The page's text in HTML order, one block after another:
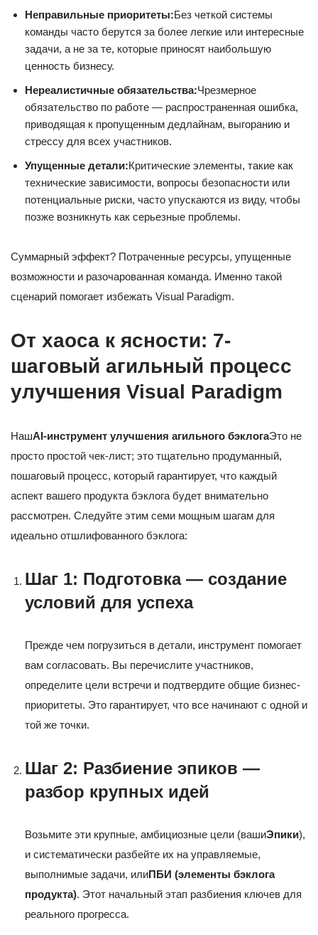
Неправильные приоритеты:Без четкой системы
команды часто берутся за более легкие или интересные
задачи, а не за те, которые приносят наибольшую
ценность бизнесу.
Нереалистичные обязательства:Чрезмерное
обязательство по работе — распространенная ошибка,
приводящая к пропущенным дедлайнам, выгоранию и
стрессу для всех участников.
Упущенные детали:Критические элементы, такие как
технические зависимости, вопросы безопасности или
потенциальные риски, часто упускаются из виду, чтобы
позже возникнуть как серьезные проблемы.
Суммарный эффект? Потраченные ресурсы, упущенные
возможности и разочарованная команда. Именно такой
сценарий помогает избежать Visual Paradigm.
От хаоса к ясности: 7-
шаговый агильный процесс
улучшения Visual Paradigm
НашAI-инструмент улучшения агильного бэклогаЭто не
просто простой чек-лист; это тщательно продуманный,
пошаговый процесс, который гарантирует, что каждый
аспект вашего продукта бэклога будет внимательно
рассмотрен. Следуйте этим семи мощным шагам для
идеально отшлифованного бэклога:
Шаг 1: Подготовка — создание
условий для успеха
Прежде чем погрузиться в детали, инструмент помогает
вам согласовать. Вы перечислите участников,
определите цели встречи и подтвердите общие бизнес-
приоритеты. Это гарантирует, что все начинают с одной и
той же точки.
Шаг 2: Разбиение эпиков —
разбор крупных идей
Возьмите эти крупные, амбициозные цели (вашиЭпики),
и систематически разбейте их на управляемые,
выполнимые задачи, илиПБИ (элементы бэклога
продукта). Этот начальный этап разбиения ключев для
реального прогресса.